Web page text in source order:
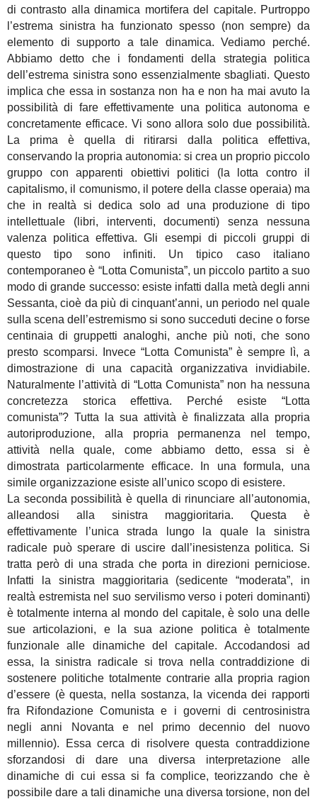
di contrasto alla dinamica mortifera del capitale. Purtroppo
l’estrema sinistra ha funzionato spesso (non sempre) da
elemento di supporto a tale dinamica. Vediamo perché.
Abbiamo detto che i fondamenti della strategia politica
dell’estrema sinistra sono essenzialmente sbagliati. Questo
implica che essa in sostanza non ha e non ha mai avuto la
possibilità di fare effettivamente una politica autonoma e
concretamente efficace. Vi sono allora solo due possibilità.
La prima è quella di ritirarsi dalla politica effettiva,
conservando la propria autonomia: si crea un proprio piccolo
gruppo con apparenti obiettivi politici (la lotta contro il
capitalismo, il comunismo, il potere della classe operaia) ma
che in realtà si dedica solo ad una produzione di tipo
intellettuale (libri, interventi, documenti) senza nessuna
valenza politica effettiva. Gli esempi di piccoli gruppi di
questo tipo sono infiniti. Un tipico caso italiano
contemporaneo è “Lotta Comunista”, un piccolo partito a suo
modo di grande successo: esiste infatti dalla metà degli anni
Sessanta, cioè da più di cinquant’anni, un periodo nel quale
sulla scena dell’estremismo si sono succeduti decine o forse
centinaia di gruppetti analoghi, anche più noti, che sono
presto scomparsi. Invece “Lotta Comunista” è sempre lì, a
dimostrazione di una capacità organizzativa invidiabile.
Naturalmente l’attività di “Lotta Comunista” non ha nessuna
concretezza storica effettiva. Perché esiste “Lotta
comunista”? Tutta la sua attività è finalizzata alla propria
autoriproduzione, alla propria permanenza nel tempo,
attività nella quale, come abbiamo detto, essa si è
dimostrata particolarmente efficace. In una formula, una
simile organizzazione esiste all’unico scopo di esistere.
La seconda possibilità è quella di rinunciare all’autonomia,
alleandosi alla sinistra maggioritaria. Questa è
effettivamente l’unica strada lungo la quale la sinistra
radicale può sperare di uscire dall’inesistenza politica. Si
tratta però di una strada che porta in direzioni perniciose.
Infatti la sinistra maggioritaria (sedicente “moderata”, in
realtà estremista nel suo servilismo verso i poteri dominanti)
è totalmente interna al mondo del capitale, è solo una delle
sue articolazioni, e la sua azione politica è totalmente
funzionale alle dinamiche del capitale. Accodandosi ad
essa, la sinistra radicale si trova nella contraddizione di
sostenere politiche totalmente contrarie alla propria ragion
d’essere (è questa, nella sostanza, la vicenda dei rapporti
fra Rifondazione Comunista e i governi di centrosinistra
negli anni Novanta e nel primo decennio del nuovo
millennio). Essa cerca di risolvere questa contraddizione
sforzandosi di dare una diversa interpretazione alle
dinamiche di cui essa si fa complice, teorizzando che è
possibile dare a tali dinamiche una diversa torsione, non del